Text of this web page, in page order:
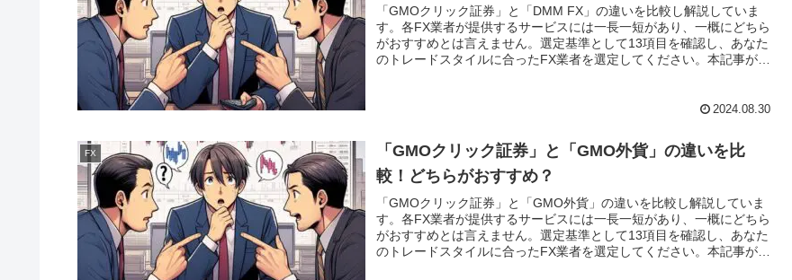
「GMOクリック証券」と「DMM FX」の違いを比較し解説していま
す。各FX業者が提供するサービスには一長一短があり、一概にどちら
がおすすめとは言えません。選定基準として13項目を確認し、あなた
のトレードスタイルに合ったFX業者を選定してください。本記事が、
2024.08.30
FX
「GMOクリック証券」と「GMO外貨」の違いを比
較！どちらがおすすめ？
「GMOクリック証券」と「GMO外貨」の違いを比較し解説していま
す。各FX業者が提供するサービスには一長一短があり、一概にどちら
がおすすめとは言えません。選定基準として13項目を確認し、あなた
のトレードスタイルに合ったFX業者を選定してください。本記事が、